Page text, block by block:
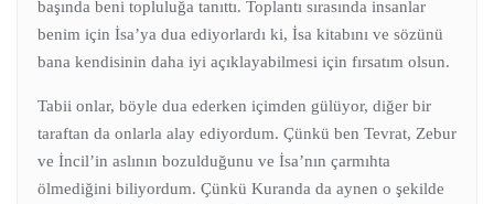
başında beni topluluğa tanıttı. Toplantı sırasında insanlar
benim için İsa’ya dua ediyorlardı ki, İsa kitabını ve sözünü
bana kendisinin daha iyi açıklayabilmesi için fırsatım olsun.
Tabii onlar, böyle dua ederken içimden gülüyor, diğer bir
taraftan da onlarla alay ediyordum. Çünkü ben Tevrat, Zebur
ve İncil’in aslının bozulduğunu ve İsa’nın çarmıhta
ölmediğini biliyordum. Çünkü Kuranda da aynen o şekilde